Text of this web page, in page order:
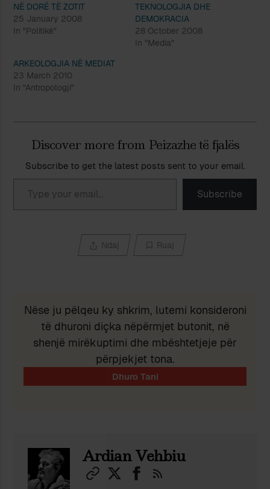
NË DORË TË ZOTIT
25 January 2008
In "Politikë"
TEKNOLOGJIA DHE
DEMOKRACIA
28 October 2008
In "Media"
ARKEOLOGJIA NË MEDIAT
23 March 2010
In "Antropologji"
Discover more from Peizazhe të fjalës
Subscribe to get the latest posts sent to your email.
Type your email…
Subscribe
Ndaj Ruaj
Nëse ju pëlqeu ky shkrim, lutemi konsideroni
të dhuroni diçka nëpërmjet butonit, në
shenjë mirëkuptimi dhe mbështetjeje për
përpjekjet tona.
Ardian Vehbiu